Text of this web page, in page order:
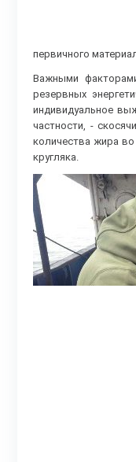
первичного
Важными
резервных
индивидуальное
частности, -
количества жира во
кругляка.